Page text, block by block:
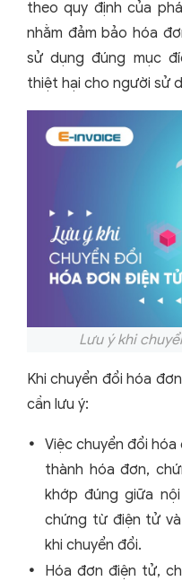
theo quy định của
nhằm đảm bảo hóa
sử dụng đúng mục
thiệt hại cho người sử
Lưu ý khi
Khi chuyển đổi hóa
cần lưu ý:
Việc chuyển đổi
thành hóa đơn,
khớp đúng giữa
chứng từ điện tử
khi chuyển đổi.
Hóa đơn điện tử,